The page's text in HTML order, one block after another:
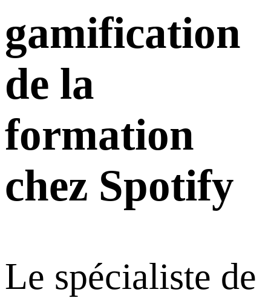
gamification
de la
formation
chez Spotify
Le spécialiste de